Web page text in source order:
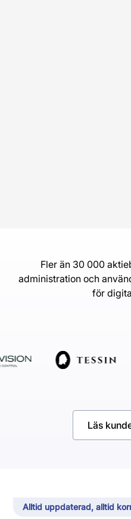
Fler än 30 000
administration och
för
Läs
Alltid uppdaterad, alltid